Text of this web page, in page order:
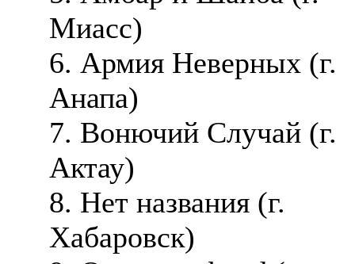
Миасс)
6. Армия Неверных (г.
Анапа)
7. Вонючий Случай (г.
Актау)
8. Нет названия (г.
Хабаровск)